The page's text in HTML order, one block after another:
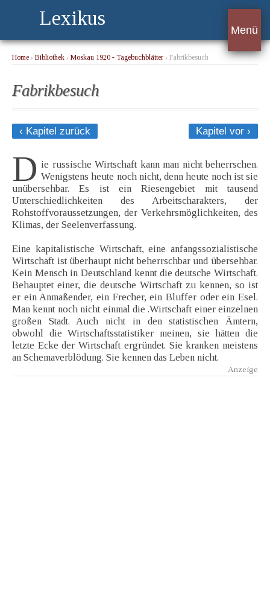
Lexikus
Menü
Home › Bibliothek › Moskau 1920 - Tagebuchblätter › Fabrikbesuch
Fabrikbesuch
‹ Kapitel zurück Kapitel vor ›
D ie russische Wirtschaft kann man nicht beherrschen.
Wenigstens heute noch nicht, denn heute noch ist sie
unübersehbar. Es ist ein Riesengebiet mit tausend
Unterschiedlichkeiten des Arbeitscharakters, der
Rohstoffvoraussetzungen, der Verkehrsmöglichkeiten, des
Klimas, der Seelenverfassung.
Eine kapitalistische Wirtschaft, eine anfangssozialistische
Wirtschaft ist überhaupt nicht beherrschbar und übersehbar.
Kein Mensch in Deutschland kennt die deutsche Wirtschaft.
Behauptet einer, die deutsche Wirtschaft zu kennen, so ist
er ein Anmaßender, ein Frecher, ein Bluffer oder ein Esel.
Man kennt noch nicht einmal die .Wirtschaft einer einzelnen
großen Stadt. Auch nicht in den statistischen Ämtern,
obwohl die Wirtschaftsstatistiker meinen, sie hätten die
letzte Ecke der Wirtschaft ergründet. Sie kranken meistens
an Schemaverblödung. Sie kennen das Leben nicht.